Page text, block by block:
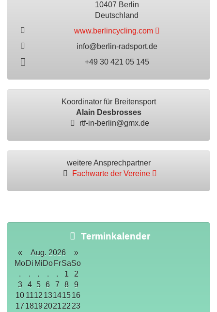
10407 Berlin
Deutschland
www.berlincycling.com
info@berlin-radsport.de
+49 30 421 05 145
Koordinator für Breitensport
Alain Desbrosses
rtf-in-berlin@gmx.de
weitere Ansprechpartner
Fachwarte der Vereine
Terminkalender
« Aug. 2026
»
MoDi MiDo FrSaSo
.
. . . . 1
2
3
4 5 6 7 8
9
10 1112 13141516
17 1819 202122 23